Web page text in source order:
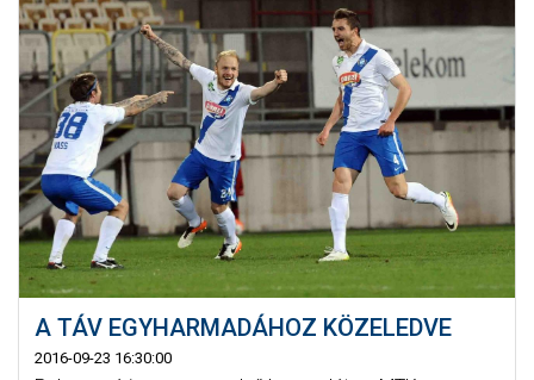
A TÁV EGYHARMADÁHOZ KÖZELEDVE
2016-09-23 16:30:00